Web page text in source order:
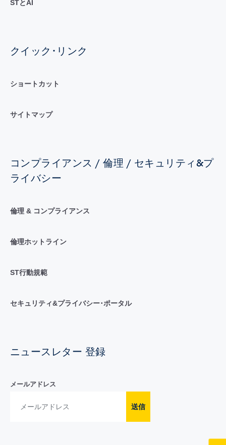
STとAI
クイック･リンク
ショートカット
サイトマップ
コンプライアンス / 倫理 / セキュリティ&プ
ライバシー
倫理 & コンプライアンス
倫理ホットライン
ST行動規範
セキュリティ&プライバシー･ポータル
ニュースレター 登録
メールアドレス
送信